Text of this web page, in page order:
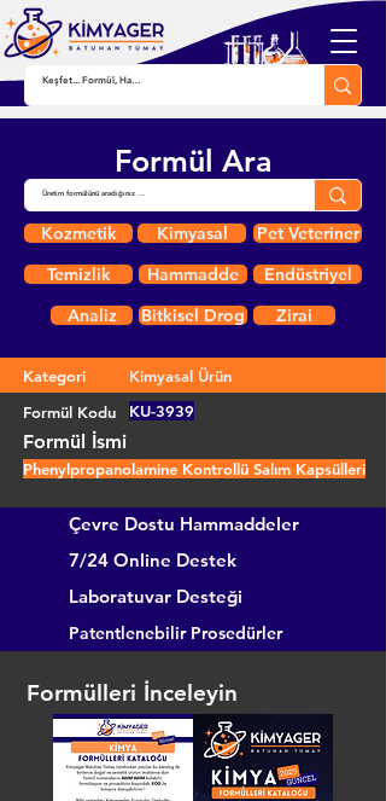
Formül Ara
Kozmetik Kimyasal
Pet Veteriner
Temizlik
Hammadde
Endüstriyel
Analiz
Bitkisel Drog Zirai
Kategori
Kimyasal Ürün
Formül Kodu
KU-3939
Formül İsmi
Phenylpropanolamine Kontrollü Salım Kapsülleri
Çevre Dostu Hammaddeler
7/24 Online Destek
Laboratuvar Desteği
Patentlenebilir Prosedürler
Formülleri İnceleyin